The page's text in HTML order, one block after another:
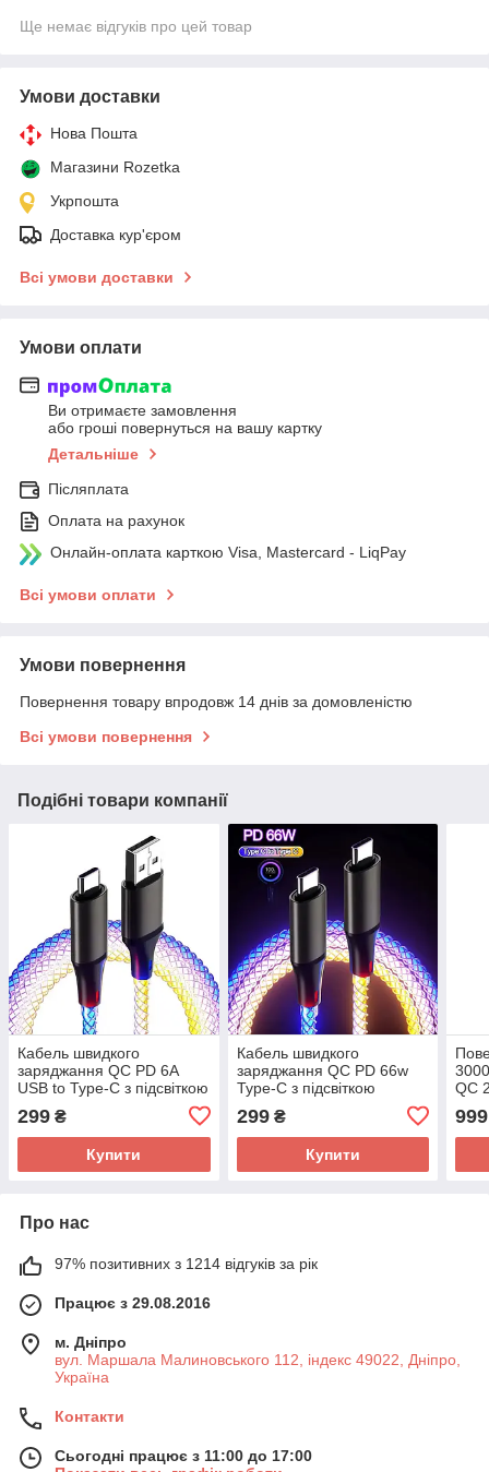
Ще немає відгуків про цей товар
Умови доставки
Нова Пошта
Магазини Rozetka
Укрпошта
Доставка кур'єром
Всі умови доставки
Умови оплати
Ви отримаєте замовлення
або гроші повернуться на вашу картку
Детальніше
Післяплата
Оплата на рахунок
Онлайн-оплата карткою Visa, Mastercard - LiqPay
Всі умови оплати
Умови повернення
Повернення товару впродовж 14 днів за домовленістю
Всі умови повернення
Подібні товари компанії
Кабель швидкого
заряджання QC PD 6A
USB to Type-С з підсвіткою
гірляндою, передавання
даних
299 ₴
Купити
Кабель швидкого
заряджання QC PD 66w
Type-C з підсвіткою
гірляндою, передавання
даних
299₴
Купити
QC
999
Про нас
97% позитивних з 1214 відгуків за рік
Працює з 29.08.2016
м. Дніпро
вул. Маршала Малиновського 112, індекс 49022, Дніпро,
Україна
Контакти
Сьогодні працює з 11:00 до 17:00